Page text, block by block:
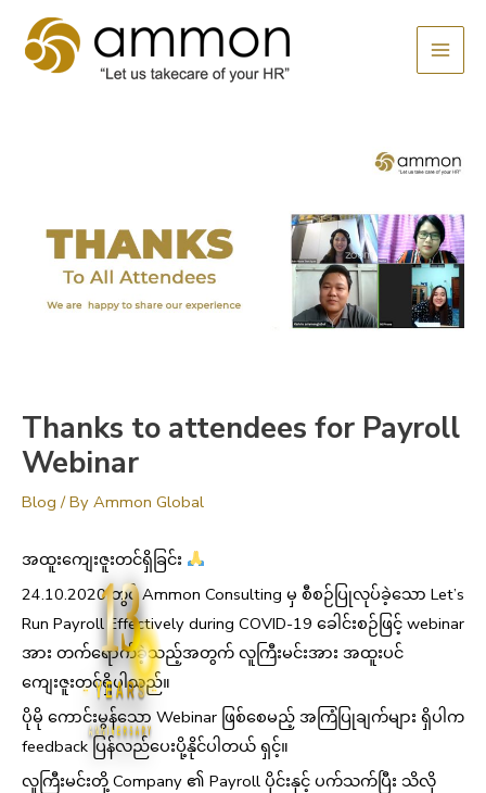
13
YEARS
ANNIVERSARY
content
Thanks to attendees for Payroll
Webinar
Blog / By Ammon Global
အထူးကျေးဇူးတင်ရှိခြင်း
24.10.2020 တွင် Ammon Consulting မှ စီစဉ်ပြုလုပ်ခဲ့သော Let’s
Run Payroll Effectively during COVID-19 ခေါင်းစဉ်ဖြင့် webinar
အား တက်ရောက်ခဲ့သည့်အတွက် လူကြီးမင်းအား အထူးပင်
ကျေးဇူးတင်ရှိပါသည်။
ပိုမို ကောင်းမွန်သော Webinar ဖြစ်စေမည့် အကြံပြုချက်များ ရှိပါက
feedback ပြန်လည်ပေးပို့နိုင်ပါတယ် ရှင့်။
လူကြီးမင်းတို့ Company ၏ Payroll ပိုင်းနှင့် ပက်သက်ပြီး သိလို